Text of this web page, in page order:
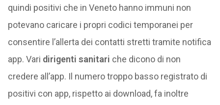
quindi positivi che in Veneto hanno immuni non
potevano caricare i propri codici temporanei per
consentire l’allerta dei contatti stretti tramite notifica
app. Vari dirigenti sanitari che dicono di non
credere all’app. Il numero troppo basso registrato di
positivi con app, rispetto ai download, fa inoltre